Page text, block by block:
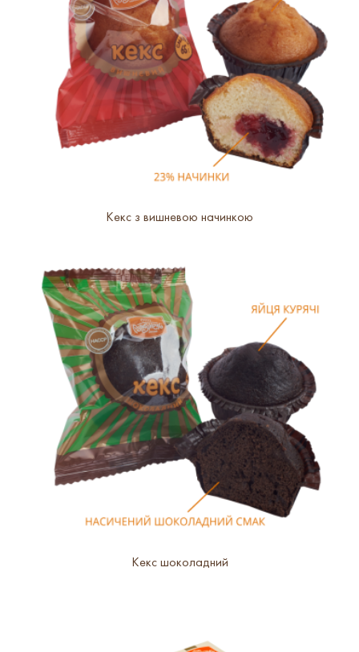
Кекс з вишневою начинкою
Кекс шоколадний